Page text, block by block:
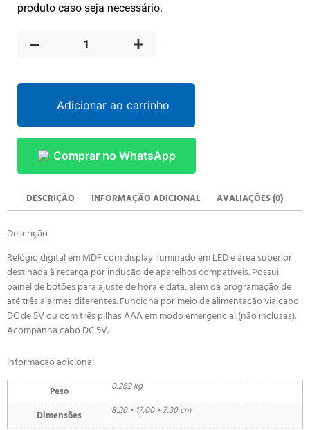
produto caso seja necessário.
Adicionar ao carrinho
Comprar no WhatsApp
DESCRIÇÃO INFORMAÇÃO ADICIONAL AVALIAÇÕES (0)
Descrição
Relógio digital em MDF com display iluminado em LED e área superior
destinada à recarga por indução de aparelhos compatíveis. Possui
painel de botões para ajuste de hora e data, além da programação de
até três alarmes diferentes. Funciona por meio de alimentação via cabo
DC de 5V ou com três pilhas AAA em modo emergencial (não inclusas).
Acompanha cabo DC 5V.
Informação adicional
Peso 0,282 kg
Dimensões 8,20 × 17,00 × 7,30 cm